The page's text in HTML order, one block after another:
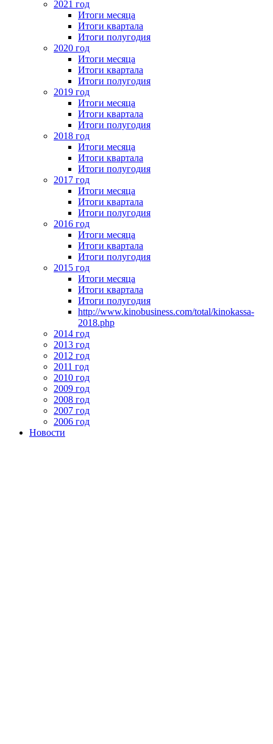
2021 год
Итоги месяца
Итоги квартала
Итоги полугодия
2020 год
Итоги месяца
Итоги квартала
Итоги полугодия
2019 год
Итоги месяца
Итоги квартала
Итоги полугодия
2018 год
Итоги месяца
Итоги квартала
Итоги полугодия
2017 год
Итоги месяца
Итоги квартала
Итоги полугодия
2016 год
Итоги месяца
Итоги квартала
Итоги полугодия
2015 год
Итоги месяца
Итоги квартала
Итоги полугодия
http://www.kinobusiness.com/total/kinokassa-
2018.php
2014 год
2013 год
2012 год
2011 год
2010 год
2009 год
2008 год
2007 год
2006 год
Новости